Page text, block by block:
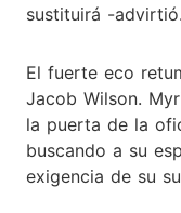
sustituirá -advirtió.
El fuerte eco
Jacob Wilson.
la puerta de la
buscando a su
exigencia de su